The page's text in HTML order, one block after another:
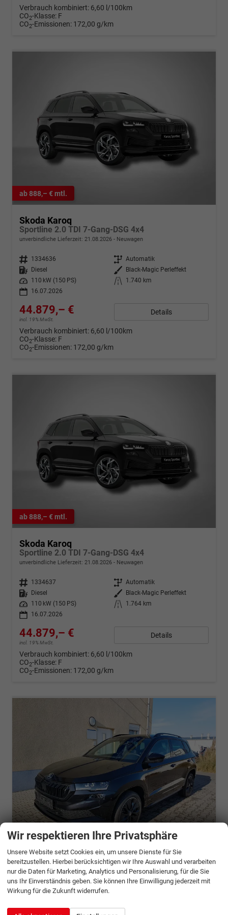
Verbrauch kombiniert: 6,60 l/100km
CO2-Klasse: F
CO2-Emissionen: 172,00 g/km
ab 888,– € mtl.
Skoda Karoq
Sportline 2.0 TDI 7-Gang-DSG 4x4
unverbindliche Lieferzeit: 21.08.2026 Neuwagen
Fahrzeugnr. 1334636 Getriebe Automatik
Kraftstoff
Diesel Außenfarbe
Black-Magic Perleffekt
Leistung
110 kW (150 PS) Kilometerstand
1.740 km
16.07.2026
44.879,– €
incl. 19% MwSt.
Details
Verbrauch kombiniert: 6,60 l/100km
CO2-Klasse: F
CO2-Emissionen: 172,00 g/km
ab 888,– € mtl.
Skoda Karoq
Sportline 2.0 TDI 7-Gang-DSG 4x4
unverbindliche Lieferzeit: 21.08.2026 Neuwagen
Fahrzeugnr. 1334637 Getriebe Automatik
Kraftstoff
Diesel Außenfarbe
Black-Magic Perleffekt
Leistung
110 kW (150 PS) Kilometerstand
1.764 km
16.07.2026
44.879,– €
incl. 19% MwSt.
Details
Verbrauch kombiniert: 6,60 l/100km
CO2-Klasse: F
CO2-Emissionen: 172,00 g/km
ab 930,– € mtl.
Skoda Karoq
Sportline Sound Amundsen Matrix 360° ParkAssist
unverbindliche Lieferzeit: 6 - 9 Monate Neuwagen mit Tageszulassung
Wir respektieren Ihre Privatsphäre
Unsere Website setzt Cookies ein, um unsere Dienste für Sie
bereitzustellen. Hierbei berücksichtigen wir Ihre Auswahl und verarbeiten
nur die Daten für Marketing, Analytics und Personalisierung, für die Sie
uns Ihr Einverständnis geben. Sie können Ihre Einwilligung jederzeit mit
Wirkung für die Zukunft widerrufen.